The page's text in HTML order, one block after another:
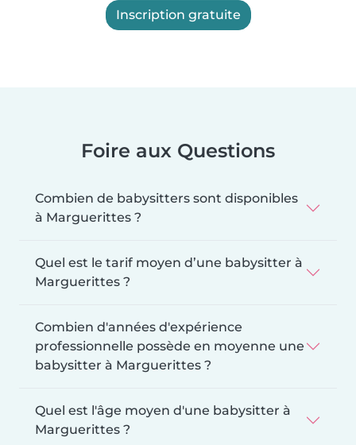
Inscription gratuite
Foire aux Questions
Combien de babysitters sont disponibles
à Marguerittes ?
Quel est le tarif moyen d’une babysitter à
Marguerittes ?
Combien d'années d'expérience
professionnelle possède en moyenne une
babysitter à Marguerittes ?
Quel est l'âge moyen d'une babysitter à
Marguerittes ?